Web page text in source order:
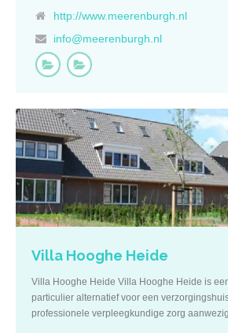
willen wonen. Kenmerken Bent u opzoek
hoog in het vaandel staat? Dan bent u bij de
juiste adres. Door het vaste team van
weet u precies waar u aan toe bent. Verder is
deze over een uitgestrekte tuin van maar
hierin wandelpaden, een fruitboomgaard,
weide met dieren. De verschillende studio’s
kwaliteit. Zo heeft elke zorgstudio een eigen
en toilet en is er een kitchenette met
genoeg ruimte om deze in te richten met uw
zelf de mogelijkheid om onder voorwaarden
nemen. De Meerenburgh wil ouderen een
http://www.meerenburgh.nl
info@meerenburgh.nl
Villa Hooghe Heide
Villa Hooghe Heide Villa Hooghe Heide is
particulier alternatief voor een
professionele verpleegkundige zorg